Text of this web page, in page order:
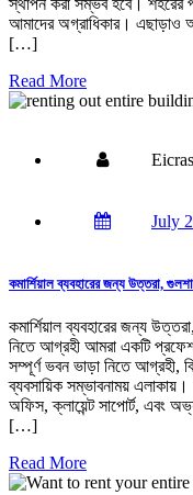
আমাদের অগ্রাধিকার। এছাড়াও
[…]
Read More
July
কমার্শিয়াল ব্যবহারের জন্য উত্তরা,
কমার্শিয়াল ব্যবহারের জন্য
নিতে আগ্রহী আমরা একটি
সম্পূর্ণ ভবন ভাড়া নিতে আগ্রহী,
ব্যবসায়িক সম্ভাবনাময়
অফিস, ক্লায়েন্ট সাপোর্ট, এবং
[…]
Read More